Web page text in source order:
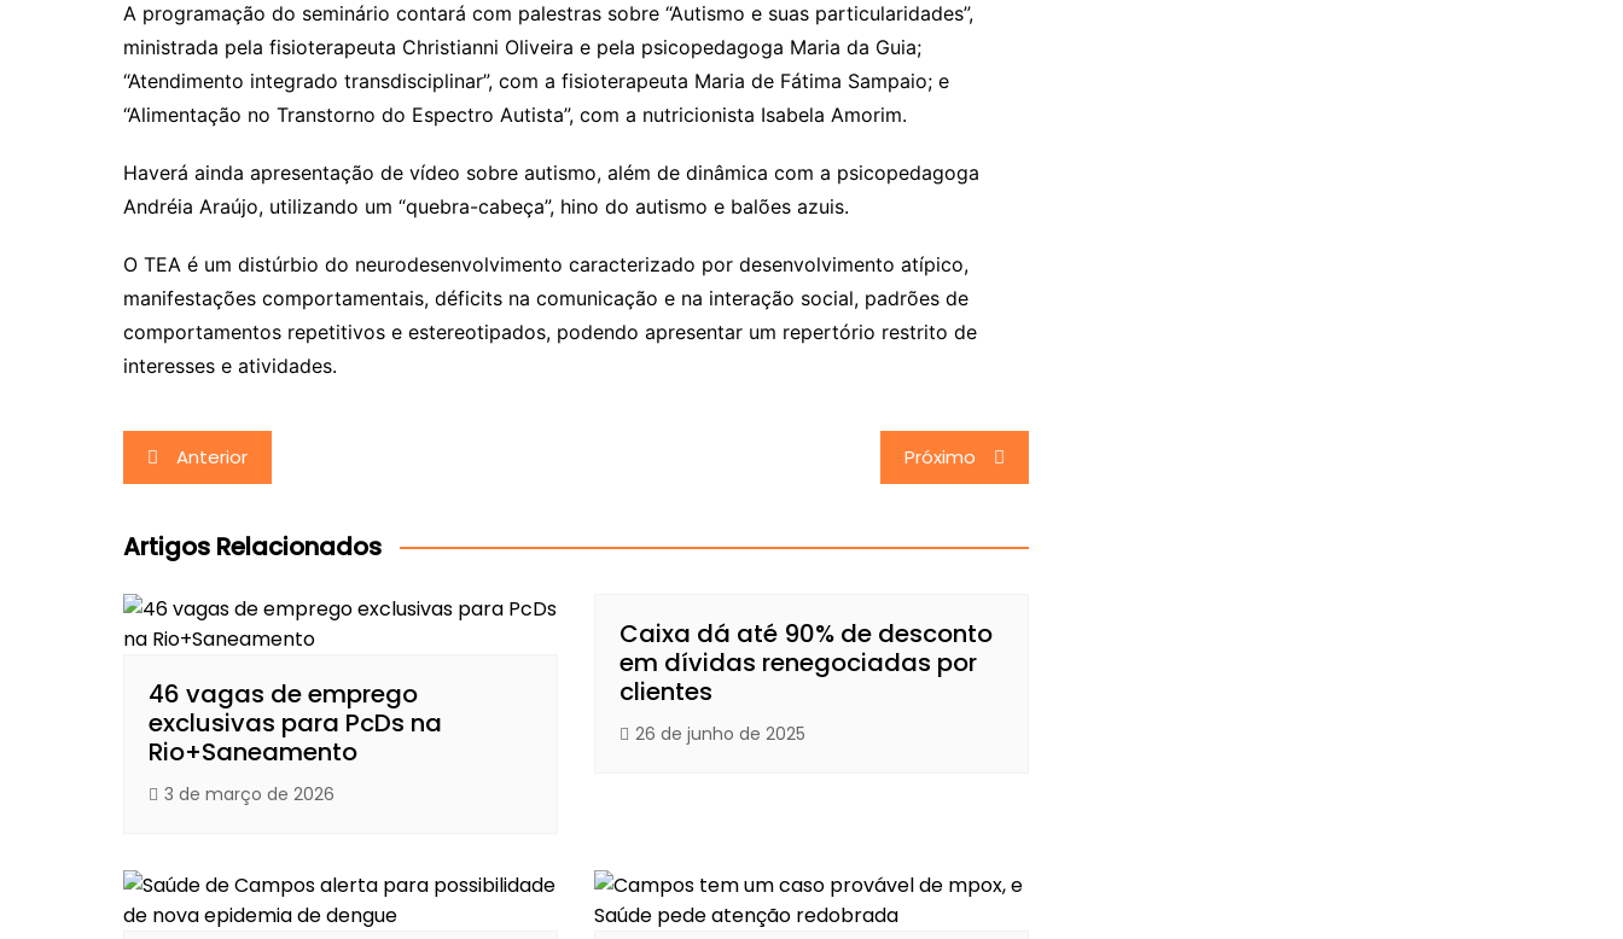
A programação do seminário contará com palestras sobre “Autismo e suas particularidades”,
ministrada pela fisioterapeuta Christianni Oliveira e pela psicopedagoga Maria da Guia;
“Atendimento integrado transdisciplinar”, com a fisioterapeuta Maria de Fátima Sampaio; e
“Alimentação no Transtorno do Espectro Autista”, com a nutricionista Isabela Amorim.
Haverá ainda apresentação de vídeo sobre autismo, além de dinâmica com a psicopedagoga
Andréia Araújo, utilizando um “quebra-cabeça”, hino do autismo e balões azuis.
O TEA é um distúrbio do neurodesenvolvimento caracterizado por desenvolvimento atípico,
manifestações comportamentais, déficits na comunicação e na interação social, padrões de
comportamentos repetitivos e estereotipados, podendo apresentar um repertório restrito de
interesses e atividades.
Navegação
de
Post
Anterior Próximo
Artigos Relacionados
46 vagas de emprego
exclusivas para PcDs na
Rio+Saneamento
3 de março de 2026
Caixa dá até 90% de desconto
em dívidas renegociadas por
clientes
26 de junho de 2025